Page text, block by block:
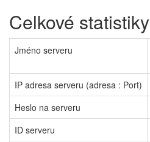
Celkové statistiky
Jméno serveru
IP adresa serveru (adresa : Port)
Heslo na serveru
ID serveru